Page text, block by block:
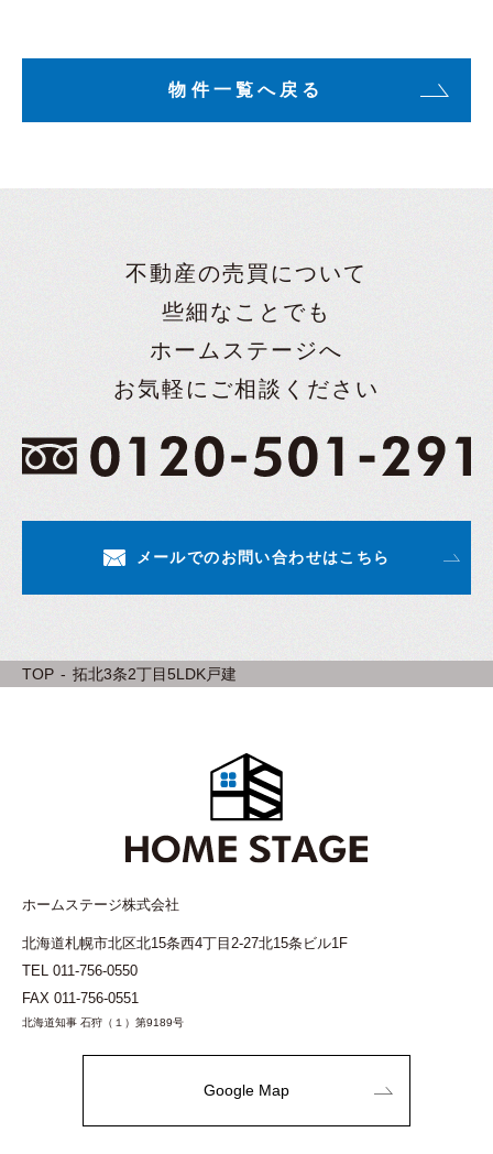
物件一覧へ戻る
不動産の売買について
些細なことでも
ホームステージへ
お気軽にご相談ください
メールでのお問い合わせはこちら
TOP 拓北3条2丁目5LDK戸建
ホームステージ株式会社
北海道札幌市北区北15条西4丁目2-27北15条ビル1F
TEL 011-756-0550
FAX 011-756-0551
北海道知事 石狩（１）第9189号
Google Map